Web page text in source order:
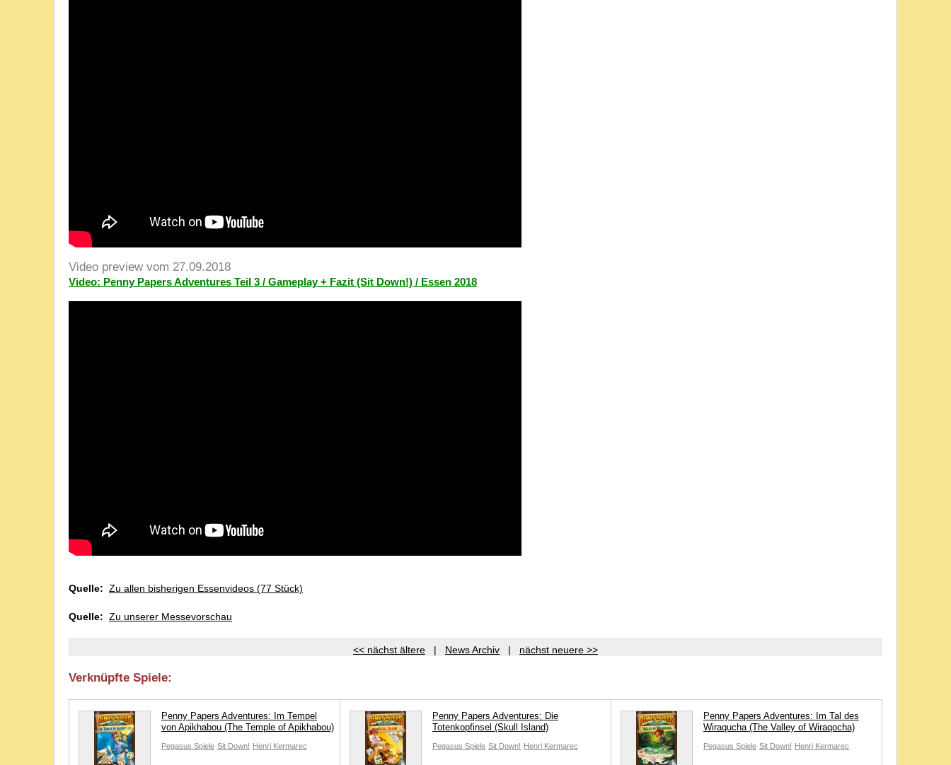
Video preview vom 27.09.2018
Video: Penny Papers Adventures Teil 3 / Gameplay + Fazit (Sit Down!) / Essen 2018
Quelle: Zu allen bisherigen Essenvideos (77 Stück)
Quelle: Zu unserer Messevorschau
<< nächst ältere | News Archiv | nächst neuere >>
Verknüpfte Spiele:
Penny Papers Adventures: Im Tempel
von Apikhabou (The Temple of Apikhabou)
Pegasus Spiele Sit Down! Henri Kermarec
Penny Papers Adventures: Die
Totenkopfinsel (Skull Island)
Pegasus Spiele Sit Down! Henri Kermarec
Penny Papers Adventures: Im Tal des
Wiraqucha (The Valley of Wiraqocha)
Pegasus Spiele Sit Down! Henri Kermarec